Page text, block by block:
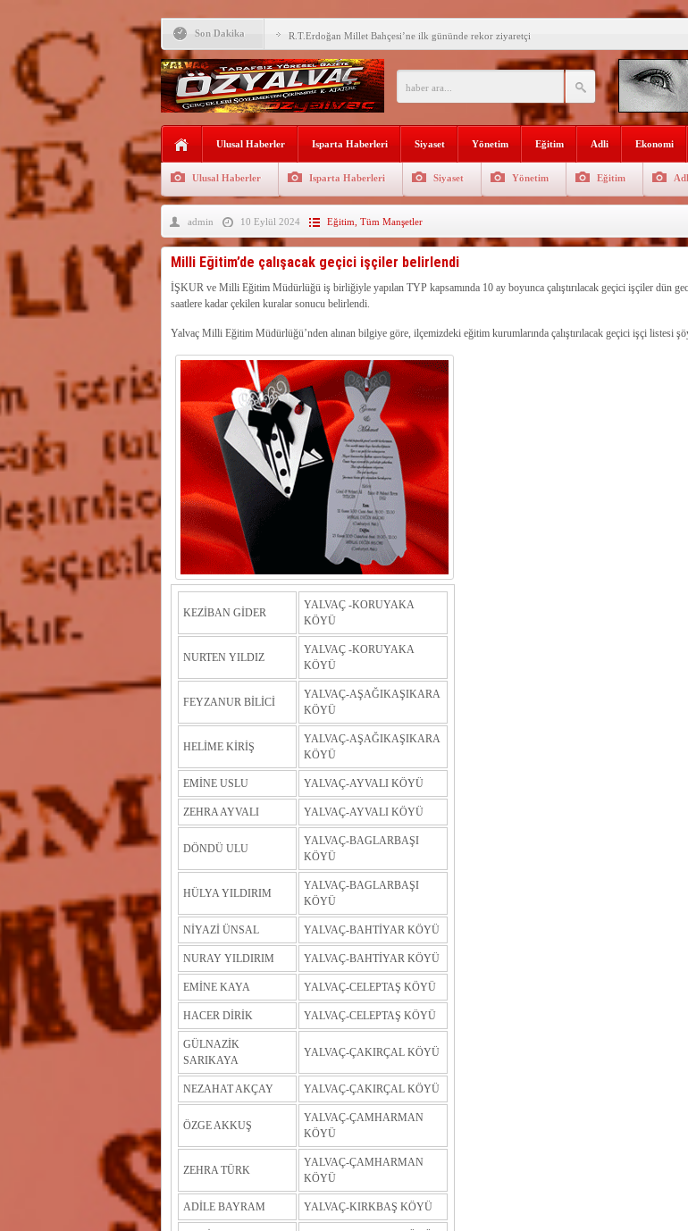
Son Dakika R.T.Erdoğan Millet Bahçesi’ne ilk gününde rekor ziyaretçi
YALVAÇ’TA LGS BAŞARISININ ADI: AKDENİZ
EĞİTİM KURUMLARI
Fırsatları Avantaja Dönüştürecek Fuar: Yapısparta
TOKİ, Isparta’da 9 Gayrimenkulü Açık Artırmayla Satışa
Sunacak
İleği ile Kurusarı arasına sathi kaplama yapıldı
Yalvaç’ta LGS Başarısı Yükselişini Sürdürüyor
Uyaroğlu’nun konukları Özel, Tüfekçi ve Bayar
Bağkonak Muhtarı Başoda’dan masa başı haberlere karşı
açıklama
Ulusal Haberler Isparta Haberleri Siyaset Yönetim Eğitim Adli Ekonomi
Ulusal Haberler Isparta Haberleri Siyaset Yönetim Eğitim
admin 10 Eylül 2024 Eğitim Tüm Manşetler
Milli Eğitim’de çalışacak geçici işçiler belirlendi
İŞKUR ve Milli Eğitim Müdürlüğü iş birliğiyle yapılan TYP kapsamında 10 ay boyunca çalıştırılacak geçici işçiler dün
saatlere kadar çekilen kuralar sonucu belirlendi.
Yalvaç Milli Eğitim Müdürlüğü’nden alınan bilgiye göre, ilçemizdeki eğitim kurumlarında çalıştırılacak geçici işçi listesi
KEZİBAN GİDER
YALVAÇ -KORUYAKA
KÖYÜ
NURTEN YILDIZ
YALVAÇ -KORUYAKA
KÖYÜ
FEYZANUR BİLİCİ
YALVAÇ-AŞAĞIKAŞIKARA
KÖYÜ
HELİME KİRİŞ
YALVAÇ-AŞAĞIKAŞIKARA
KÖYÜ
EMİNE USLU YALVAÇ-AYVALI KÖYÜ
ZEHRA AYVALI YALVAÇ-AYVALI KÖYÜ
DÖNDÜ ULU
YALVAÇ-BAGLARBAŞI
KÖYÜ
HÜLYA YILDIRIM
YALVAÇ-BAGLARBAŞI
KÖYÜ
NİYAZİ ÜNSAL YALVAÇ-BAHTİYAR KÖYÜ
NURAY YILDIRIM YALVAÇ-BAHTİYAR KÖYÜ
EMİNE KAYA YALVAÇ-CELEPTAŞ KÖYÜ
HACER DİRİK YALVAÇ-CELEPTAŞ KÖYÜ
GÜLNAZİK
SARIKAYA
YALVAÇ-ÇAKIRÇAL KÖYÜ
NEZAHAT AKÇAY YALVAÇ-ÇAKIRÇAL KÖYÜ
ÖZGE AKKUŞ
YALVAÇ-ÇAMHARMAN
KÖYÜ
ZEHRA TÜRK
YALVAÇ-ÇAMHARMAN
KÖYÜ
ADİLE BAYRAM YALVAÇ-KIRKBAŞ KÖYÜ